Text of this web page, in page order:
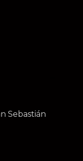
Sebastián